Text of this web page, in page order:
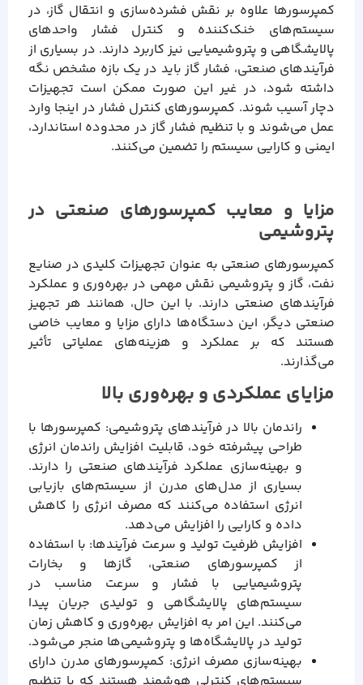
کمپرسورها علاوه بر نقش فشرده‌سازی و انتقال گاز، در
سیستم‌های خنک‌کننده و کنترل فشار واحدهای
پالایشگاهی و پتروشیمیایی نیز کاربرد دارند. در بسیاری از
فرآیندهای صنعتی، فشار گاز باید در یک بازه مشخص نگه
داشته شود، در غیر این صورت ممکن است تجهیزات
دچار آسیب شوند. کمپرسورهای کنترل فشار در اینجا وارد
عمل می‌شوند و با تنظیم فشار گاز در محدوده استاندارد،
ایمنی و کارایی سیستم را تضمین می‌کنند.
مزایا و معایب کمپرسورهای صنعتی در
پتروشیمی
کمپرسورهای صنعتی به عنوان تجهیزات کلیدی در صنایع
نفت، گاز و پتروشیمی نقش مهمی در بهره‌وری و عملکرد
فرآیندهای صنعتی دارند. با این حال، همانند هر تجهیز
صنعتی دیگر، این دستگاه‌ها دارای مزایا و معایب خاصی
هستند که بر عملکرد و هزینه‌های عملیاتی تأثیر
می‌گذارند.
مزایای عملکردی و بهره‌وری بالا
راندمان بالا در فرآیندهای پتروشیمی: کمپرسورها با
طراحی پیشرفته خود، قابلیت افزایش راندمان انرژی
و بهینه‌سازی عملکرد فرآیندهای صنعتی را دارند.
بسیاری از مدل‌های مدرن از سیستم‌های بازیابی
انرژی استفاده می‌کنند که مصرف انرژی را کاهش
داده و کارایی را افزایش می‌دهد.
افزایش ظرفیت تولید و سرعت فرآیندها: با استفاده
از کمپرسورهای صنعتی، گازها و بخارات
پتروشیمیایی با فشار و سرعت مناسب در
سیستم‌های پالایشگاهی و تولیدی جریان پیدا
می‌کنند. این امر به افزایش بهره‌وری و کاهش زمان
تولید در پالایشگاه‌ها و پتروشیمی‌ها منجر می‌شود.
بهینه‌سازی مصرف انرژی: کمپرسورهای مدرن دارای